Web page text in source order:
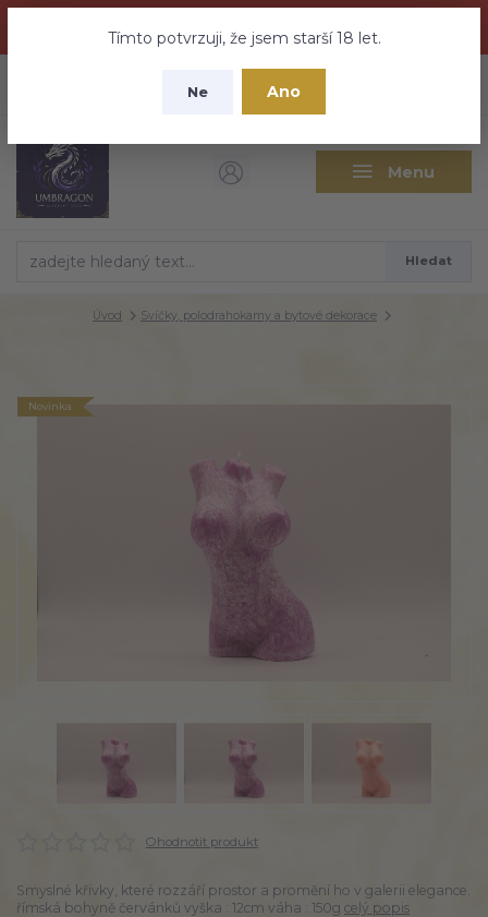
nebuďte vyděšeni zde najdete vše a ještě mnohem víc
Tímto potvrzuji, že jsem starší 18 let.
Ne Ano
Menu
CZK
Hledat
Úvod Svíčky, polodrahokamy a bytové dekorace
Novinka
Ohodnotit produkt
Smyslné křivky, které rozzáří prostor a promění ho v galerii elegance.
římská bohyně červánků vyška : 12cm váha : 150g celý popis